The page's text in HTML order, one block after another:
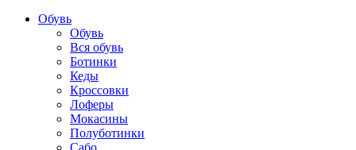
Обувь
Обувь
Вся обувь
Ботинки
Кеды
Кроссовки
Лоферы
Мокасины
Полуботинки